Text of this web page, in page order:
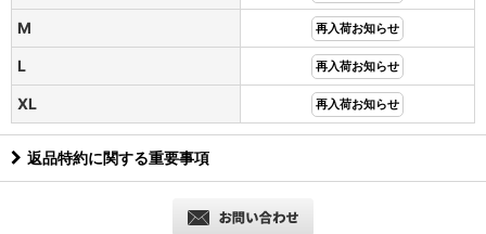
M 再入荷お知らせ
L 再入荷お知らせ
XL 再入荷お知らせ
返品特約に関する重要事項